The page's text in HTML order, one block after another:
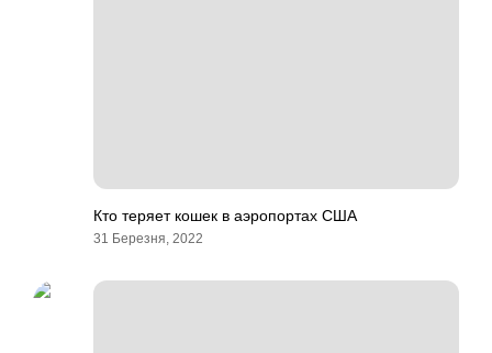
Кто теряет кошек в аэропортах США
31 Березня, 2022